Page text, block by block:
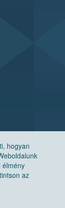
hogyan
élmény
az